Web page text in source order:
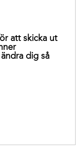
att skicka ut
dig så